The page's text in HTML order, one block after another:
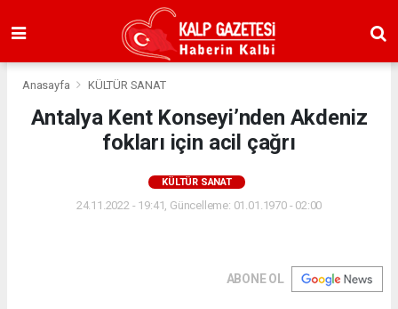
Anasayfa KÜLTÜR SANAT
Antalya Kent Konseyi’nden Akdeniz
fokları için acil çağrı
KÜLTÜR SANAT
24.11.2022 - 19:41, Güncelleme: 01.01.1970 - 02:00
ABONE OL